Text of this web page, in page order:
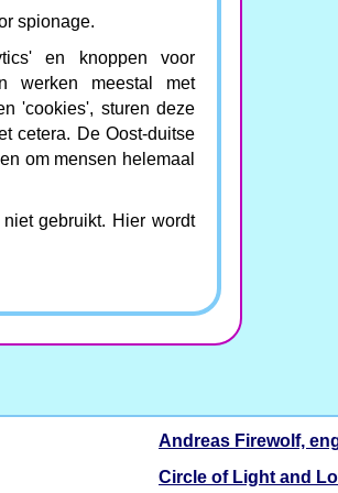
spionage.
en knoppen voor
werken meestal met
'cookies', sturen deze
cetera. De Oost-duitse
om mensen helemaal
gebruikt. Hier wordt
Andreas Firewolf,
Circle of Light and